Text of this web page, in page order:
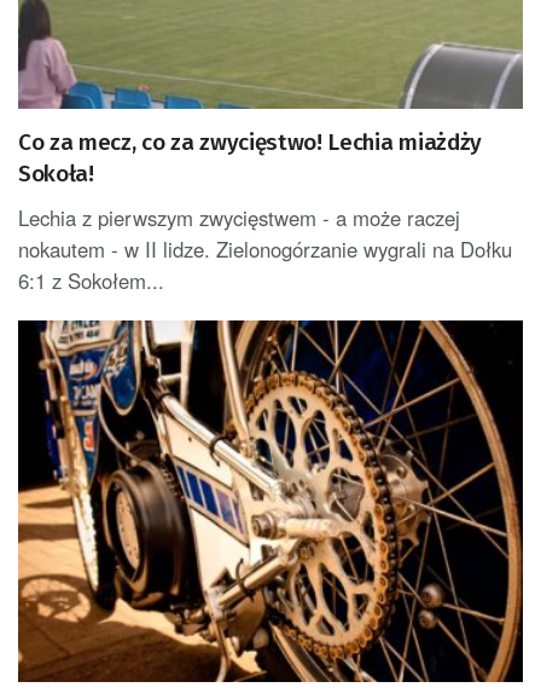
Co za mecz, co za zwycięstwo! Lechia miażdży
Sokoła!
Lechia z pierwszym zwycięstwem - a może raczej
nokautem - w II lidze. Zielonogórzanie wygrali na Dołku
6:1 z Sokołem...